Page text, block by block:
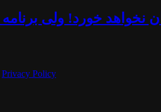
نخواهد خورد! ولی
Privacy Policy